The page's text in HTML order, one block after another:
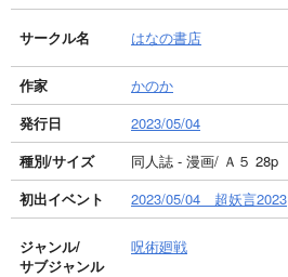
サークル名 はなの書店
作家
かのか
発行日
2023/05/04
種別/サイズ
同人誌 - 漫画/ Ａ５ 28p
初出イベント
2023/05/04 超妖言2023
ジャンル/
サブジャンル
呪術廻戦